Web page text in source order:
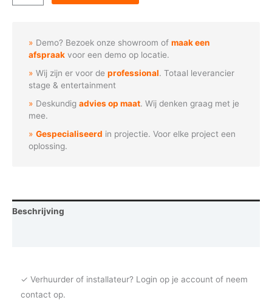
-
aantal
Demo? Bezoek onze showroom ofmaak een
afspraak voor een demo op locatie.
Wij zijn er voor deprofessional. Totaal leverancier
stage & entertainment
Deskundigadvies op maat. Wij denken graag met je
mee.
Gespecialiseerd in projectie. Voor elke project een
oplossing.
Beschrijving
✓ Verhuurder of installateur? Login op je account of neem
contact op.